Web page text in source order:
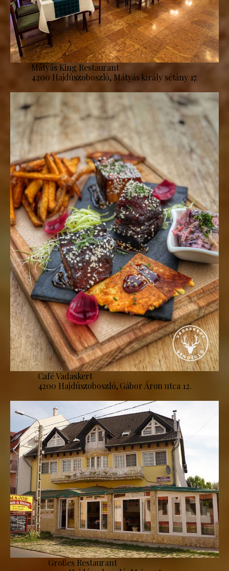
Mátyás King Restaurant
4200 Hajdúszoboszló, Mátyás király sétány 17.
Café Vadaskert
4200 Hajdúszoboszló, Gábor Áron utca 12.
Großes Restaurant